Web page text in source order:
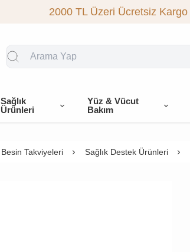
2000 TL Üzeri Ücretsiz Kargo
Sağlık
Ürünleri
Yüz & Vücut
Bakım
Besin Takviyeleri Sağlık Destek Ürünleri